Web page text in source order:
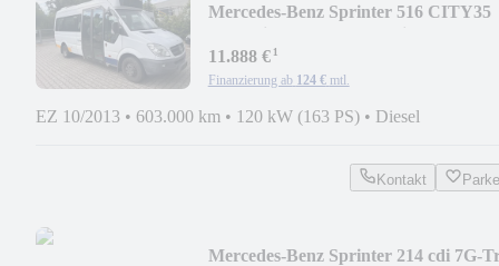
Mercedes-Benz Sprinter 516 CITY35
11.888 €¹
Finanzierung ab 124 € mtl.
EZ 10/2013 • 603.000 km • 120 kW (163 PS) • Diesel
Kontakt
Mercedes-Benz Sprinter 214 cdi 7G-